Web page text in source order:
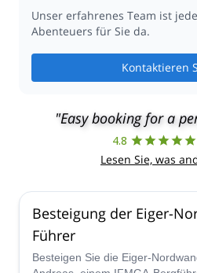
Unser erfahrenes Team ist
Abenteuers für Sie da.
Kontaktieren
"Easy booking for a
4.8
Lesen Sie, was
Besteigung der Eiger-
Führer
Besteigen Sie die Eiger-